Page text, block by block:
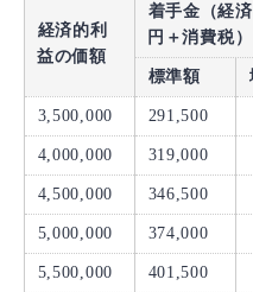
経済的利
益の価額
着手金（経
円＋消費税）
標準額
3,500,000 291,500
4,000,000 319,000
4,500,000 346,500
5,000,000 374,000
5,500,000 401,500